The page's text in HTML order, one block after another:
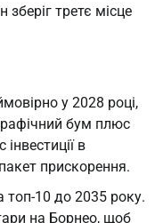
зберіг третє місце
у 2028 році,
бум плюс
в
прискорення.
топ-10 до 2035 року.
на Борнео, щоб